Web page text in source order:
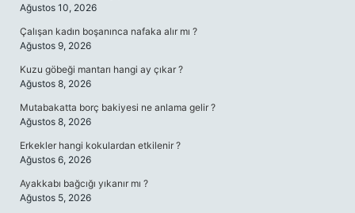
Ağustos 10, 2026
Çalışan kadın boşanınca nafaka alır mı ?
Ağustos 9, 2026
Kuzu göbeği mantarı hangi ay çıkar ?
Ağustos 8, 2026
Mutabakatta borç bakiyesi ne anlama gelir ?
Ağustos 8, 2026
Erkekler hangi kokulardan etkilenir ?
Ağustos 6, 2026
Ayakkabı bağcığı yıkanır mı ?
Ağustos 5, 2026